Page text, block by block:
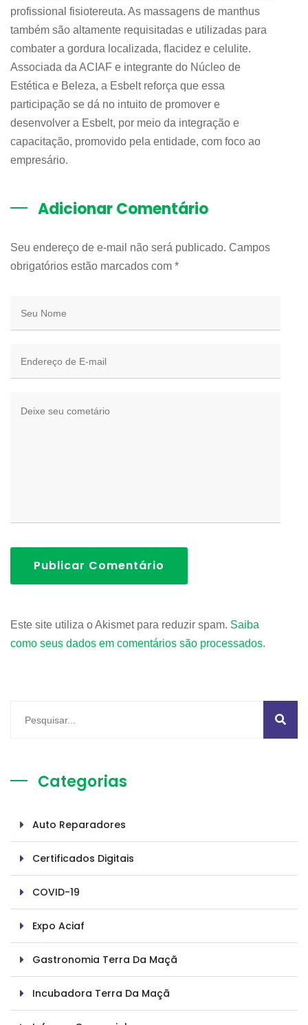
profissional fisiotereuta. As massagens de manthus
também são altamente requisitadas e utilizadas para
combater a gordura localizada, flacidez e celulite.
Associada da ACIAF e integrante do Núcleo de
Estética e Beleza, a Esbelt reforça que essa
participação se dá no intuito de promover e
desenvolver a Esbelt, por meio da integração e
capacitação, promovido pela entidade, com foco ao
empresário.
Adicionar Comentário
Seu endereço de e-mail não será publicado. Campos
obrigatórios estão marcados com *
Publicar Comentário
Este site utiliza o Akismet para reduzir spam. Saiba
como seus dados em comentários são processados.
Categorias
Auto Reparadores
Certificados Digitais
COVID-19
Expo Aciaf
Gastronomia Terra Da Maçã
Incubadora Terra Da Maçã